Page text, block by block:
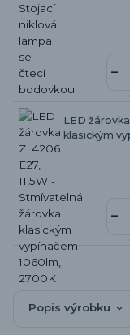
LED
klasickým
Popis výrobku